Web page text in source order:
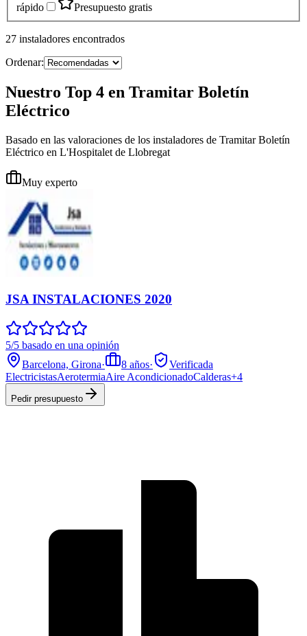
rápido
Presupuesto gratis
27 instaladores encontrados
Ordenar:
Nuestro Top 4 en Tramitar Boletín
Eléctrico
Basado en las valoraciones de los instaladores de Tramitar Boletín
Eléctrico en L'Hospitalet de Llobregat
Muy experto
JSA INSTALACIONES 2020
5/5 basado en una opinión
Barcelona, Girona· 8 años·
Verificada
ElectricistasAerotermiaAire AcondicionadoCalderas+4
Pedir presupuesto